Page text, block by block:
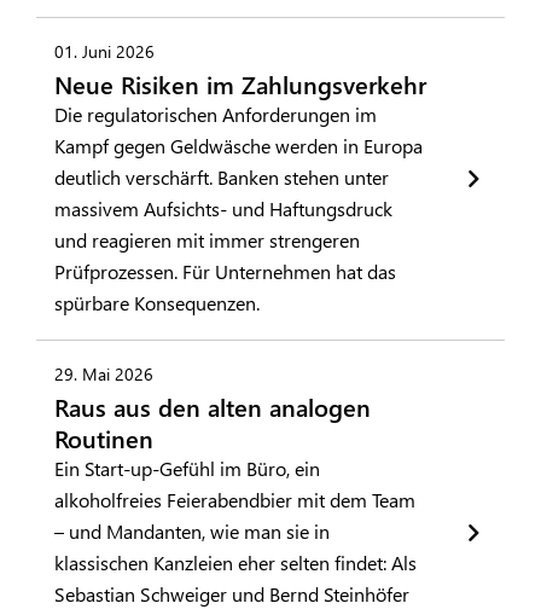
01. Juni 2026
Neue Risiken im Zahlungsverkehr
Die regulatorischen Anforderungen im
Kampf gegen Geldwäsche werden in Europa
deutlich verschärft. Banken stehen unter
massivem Aufsichts- und Haftungsdruck
und reagieren mit immer strengeren
Prüfprozessen. Für Unternehmen hat das
spürbare Konsequenzen.
29. Mai 2026
Raus aus den alten analogen
Routinen
Ein Start-up-Gefühl im Büro, ein
alkoholfreies Feierabendbier mit dem Team
– und Mandanten, wie man sie in
klassischen Kanzleien eher selten findet: Als
Sebastian Schweiger und Bernd Steinhöfer